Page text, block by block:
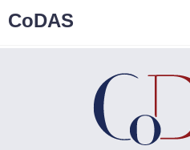
CoDAS